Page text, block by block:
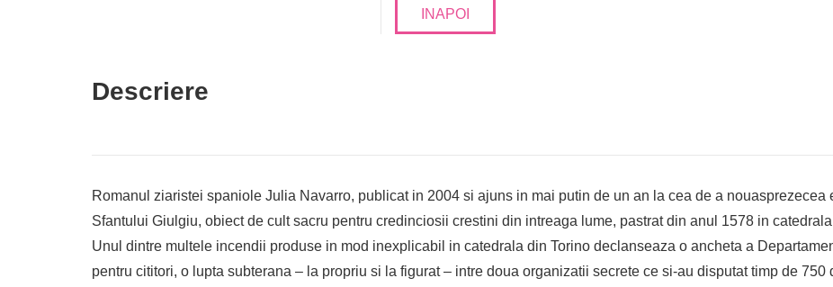
INAPOI
Descriere
Romanul ziaristei spaniole Julia Navarro, publicat in 2004 si ajuns in mai putin de un an la cea de a nouasprezecea
Sfantului Giulgiu, obiect de cult sacru pentru credinciosii crestini din intreaga lume, pastrat din anul 1578 in
Unul dintre multele incendii produse in mod inexplicabil in catedrala din Torino declanseaza o ancheta a
pentru cititori, o lupta subterana – la propriu si la figurat – intre doua organizatii secrete ce si-au disputat timp de